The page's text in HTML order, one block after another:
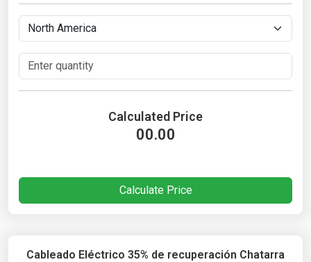
Calculated Price
00.00
Calculate Price
Cableado Eléctrico 35% de recuperación Chatarra